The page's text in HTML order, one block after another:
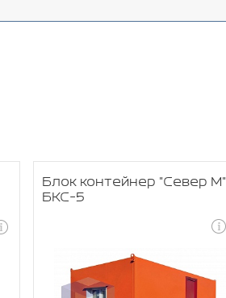
Блок контейнер "Север М"
БКС-5